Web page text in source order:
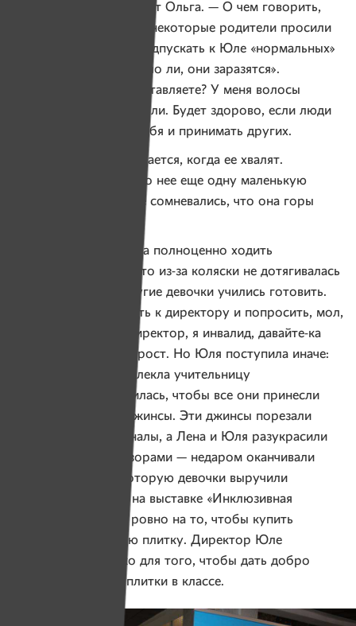
низкий, — подытоживает Ольга. — О чем говорить,
если в детском садике некоторые родители просили
воспитательницу не подпускать к Юле «нормальных»
детей, потому что «мало ли, они заразятся».
Заразятся ДЦП! Представляете? У меня волосы
дыбом от этого вставали. Будет здорово, если люди
научатся принимать себя и принимать других.
Сама Юля очень смущается, когда ее хвалят.
Но я расскажу вам про нее еще одну маленькую
историю, чтобы вы не сомневались, что она горы
свернет, если захочет.
В школе Юля не могла полноценно ходить
на «труды», потому что из-за коляски не дотягивалась
до плиты, где все другие девочки учились готовить.
Юля могла бы сходить к директору и попросить, мол,
здрассте, товарищ директор, я инвалид, давайте-ка
мне плитку под мой рост. Но Юля поступила иначе:
собрала ребят, привлекла учительницу
«трудов» и договорилась, чтобы все они принесли
из дома ненужные джинсы. Эти джинсы порезали
и сделали из них пеналы, а Лена и Юля разукрасили
их причудливыми узорами — недаром оканчивали
художку. Суммы, которую девочки выручили
с продажи пеналов на выставке «Инклюзивная
Беларусь», хватило ровно на то, чтобы купить
нужную переносную плитку. Директор Юле
понадобится только для того, чтобы дать добро
на установку этой плитки в классе.